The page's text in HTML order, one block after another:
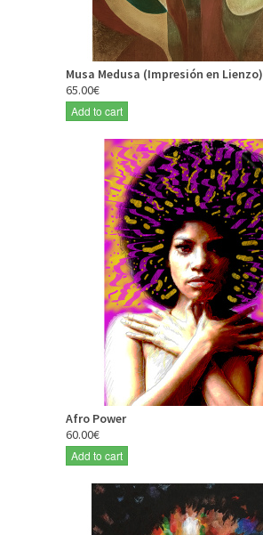
Musa Medusa (Impresión en Lienzo)
65.00€
Add to cart
Afro Power
60.00€
Add to cart